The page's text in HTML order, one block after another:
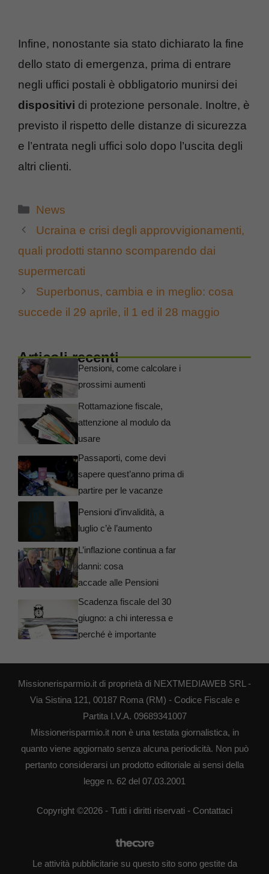
Infine, nonostante sia stato dichiarato la fine
dello stato di emergenza, prima di entrare
negli uffici postali è obbligatorio munirsi dei
dispositivi di protezione personale. Inoltre, è
previsto il rispetto delle distanze di sicurezza
e l’entrata negli uffici solo dopo l’uscita degli
altri clienti.
Categorie
News
Ucraina e crisi degli approvvigionamenti,
quali prodotti stanno scomparendo dai
supermercati
Superbonus, cambia e in meglio: cosa
succede il 29 aprile, il 1 ed il 28 maggio
Articoli recenti
Pensioni, come calcolare i
prossimi aumenti
Rottamazione fiscale,
attenzione al modulo da
usare
Passaporti, come devi
sapere quest’anno prima di
partire per le vacanze
Pensioni d’invalidità, a
luglio c’è l’aumento
L’inflazione continua a far
danni: cosa
accade alle Pensioni
Scadenza fiscale del 30
giugno: a chi interessa e
perché è importante
Missionerisparmio.it di proprietà di NEXTMEDIAWEB SRL -
Via Sistina 121, 00187 Roma (RM) - Codice Fiscale e
Partita I.V.A. 09689341007
Missionerisparmio.it non è una testata giornalistica, in
quanto viene aggiornato senza alcuna periodicità. Non può
pertanto considerarsi un prodotto editoriale ai sensi della
legge n. 62 del 07.03.2001
Copyright ©2026 - Tutti i diritti riservati - Contattaci
Le attività pubblicitarie su questo sito sono gestite da